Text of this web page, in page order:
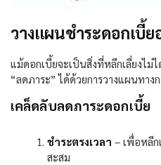
วางแผนชำระดอกเบี้
แม้ดอกเบี้ยจะเป็นสิ่งที่หลีกเลี่ยงไม่ไ
“ลดภาระ” ได้ด้วยการวางแผนทาง
เคล็ดลับลดภาระดอกเบี้ย
ชำระตรงเวลา – เพื่อหลีก
สะสม